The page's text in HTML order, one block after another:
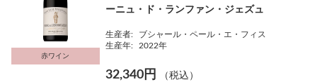
赤ワイン
ーニュ・ド・ランファン・ジェズュ
生産者:
ブシャール・ペール・エ・フィス
生産年:
2022年
32,340円 （税込）